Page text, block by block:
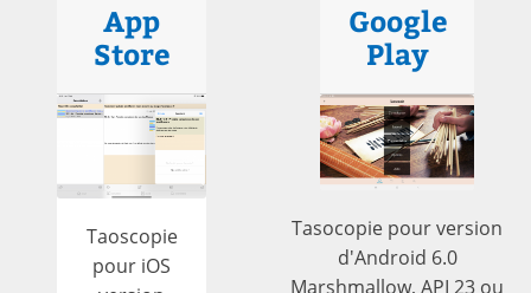
App
Store
Taoscopie
pour iOS
Google
Play
Tasocopie pour version
d'Android 6.0
Marshmallow, API 23 ou